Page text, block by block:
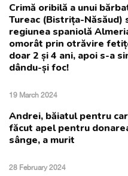
Crimă oribilă a unui
Tureac (Bistrița-Năsăud)
regiunea spaniolă
omorât prin otrăvire
doar 2 și 4 ani, apoi s-a
dându-și foc!
19 March 2024
Andrei, băiatul pentru
făcut apel pentru
sânge, a murit
28 February 2024